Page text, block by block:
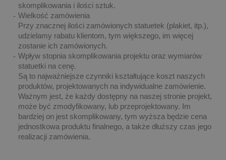
skomplikowania i ilości sztuk.
Wielkość zamówienia
Przy znacznej ilości zamówionych statuetek (plakiet, itp.),
udzielamy rabatu klientom, tym większego, im więcej
zostanie ich zamówionych.
Wpływ stopnia skomplikowania projektu oraz wymiarów
statuetki na cenę.
Są to najważniejsze czynniki kształtujące koszt naszych
produktów, projektowanych na indywidualne zamówienie.
Ważnym jest, że każdy dostępny na naszej stronie projekt,
może być zmodyfikowany, lub przeprojektowany. Im
bardziej on jest skomplikowany, tym wyższa będzie cena
jednostkowa produktu finalnego, a także dłuższy czas jego
realizacji zamówienia.